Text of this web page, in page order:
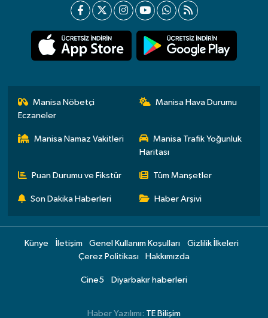
Manisa Nöbetçi
Eczaneler
Manisa Hava Durumu
Manisa Namaz Vakitleri
Manisa Trafik Yoğunluk
Haritası
Puan Durumu ve Fikstür Tüm Manşetler
Son Dakika Haberleri Haber Arşivi
Künye İletişim Genel Kullanım Koşulları
Gizlilik İlkeleri
Çerez Politikası
Hakkımızda
Cine5 Diyarbakır haberleri
Haber Yazılımı: TE Bilişim